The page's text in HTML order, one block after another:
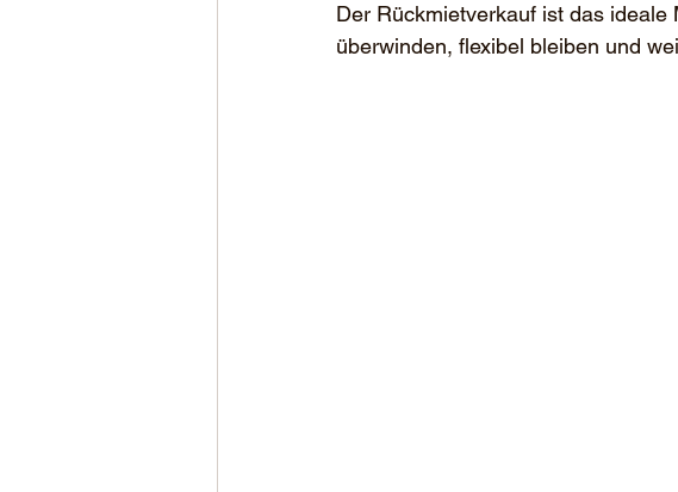
Der Rückmietverkauf ist das
überwinden, flexibel bleiben und